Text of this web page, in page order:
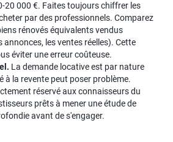
20 000 €. Faites toujours chiffrer les
par des professionnels. Comparez
rénovés équivalents vendus
annonces, les ventes réelles). Cette
éviter une erreur coûteuse.
La demande locative est par nature
à la revente peut poser problème.
réservé aux connaisseurs du
prêts à mener une étude de
avant de s'engager.